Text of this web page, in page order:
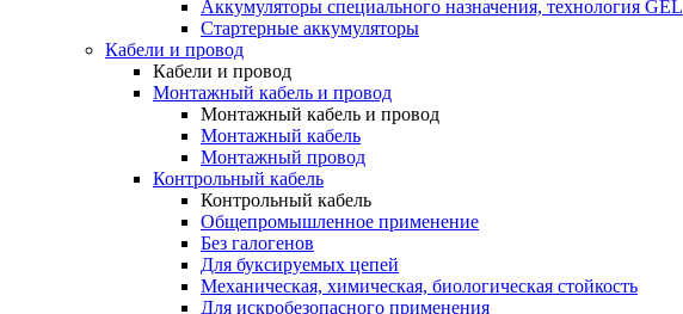
Аккумуляторы специального назначения, технология GEL
Стартерные аккумуляторы
Кабели и провод
Кабели и провод
Монтажный кабель и провод
Монтажный кабель и провод
Монтажный кабель
Монтажный провод
Контрольный кабель
Контрольный кабель
Общепромышленное применение
Без галогенов
Для буксируемых цепей
Механическая, химическая, биологическая стойкость
Для искробезопасного применения